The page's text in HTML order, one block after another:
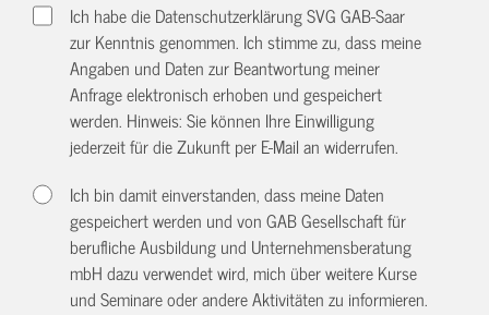
Ich habe die Datenschutzerklärung SVG GAB-Saar
zur Kenntnis genommen. Ich stimme zu, dass meine
Angaben und Daten zur Beantwortung meiner
Anfrage elektronisch erhoben und gespeichert
werden. Hinweis: Sie können Ihre Einwilligung
jederzeit für die Zukunft per E-Mail anwiderrufen.
Ich bin damit einverstanden, dass meine Daten
gespeichert werden und von GAB Gesellschaft für
berufliche Ausbildung und Unternehmensberatung
mbH dazu verwendet wird, mich über weitere Kurse
und Seminare oder andere Aktivitäten zu informieren.